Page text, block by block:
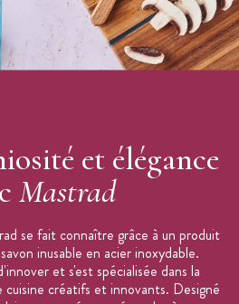
de surface
:
digital
capteurs thermocouple de type
et élégance
Mastrad
se fait connaître grâce à un produit
inusable en acier inoxydable.
et s'est spécialisée dans la
cuisine créatifs et innovants. Designé